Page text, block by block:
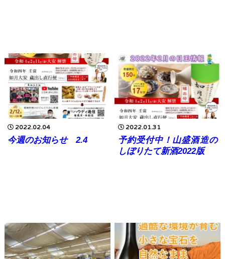
2022.02.04
今週のお知らせ 2.4
2022.01.31
予約受付中！山盛酒造の
しぼりたて新酒2022版